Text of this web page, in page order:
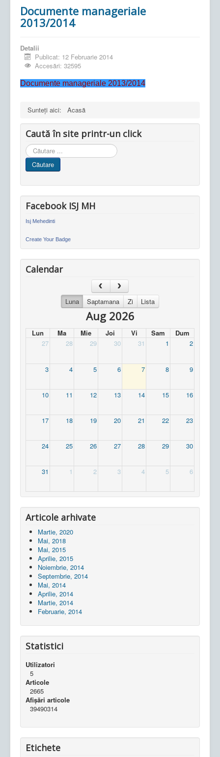
Documente manageriale
2013/2014
Detalii
Publicat: 12 Februarie 2014
Accesări: 32595
Documente manageriale 2013/2014
Sunteți aici: Acasă
Caută în site printr-un click
Cauta
in
site
Căutare
Facebook ISJ MH
Isj Mehedinti
Create Your Badge
Calendar
Luna Saptamana Zi Lista
Aug 2026
Lun Ma Mie Joi Vi Sam
Dum
27
28 29 30 31 1 2
3 4 5 6 7 8 9
10 11 12 13 14 15 16
17 18 19 20 21 22 23
24 25 26 27 28 29 30
31 1 2 3 4 5 6
Articole arhivate
Martie, 2020
Mai, 2018
Mai, 2015
Aprilie, 2015
Noiembrie, 2014
Septembrie, 2014
Mai, 2014
Aprilie, 2014
Martie, 2014
Februarie, 2014
Statistici
Utilizatori
5
Articole
2665
Afișări articole
39490314
Etichete